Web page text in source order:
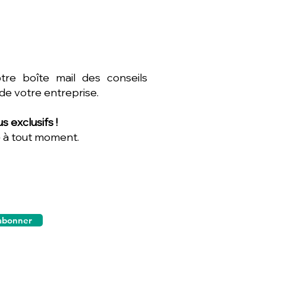
boîte mail des conseils
votre entreprise.
exclusifs !
tout moment.